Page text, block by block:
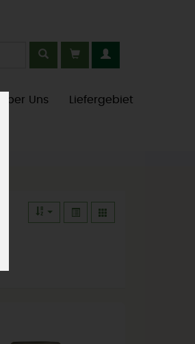
Über Uns Liefergebiet